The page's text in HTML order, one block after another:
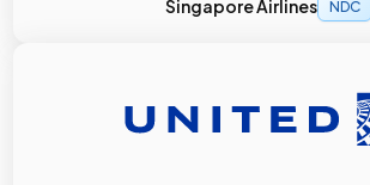
Singapore Airlines NDC